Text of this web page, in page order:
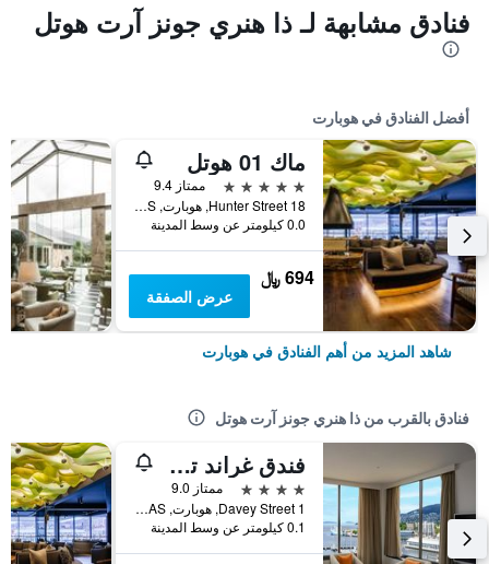
فنادق مشابهة لـ ذا هنري جونز آرت هوتل
أفضل الفنادق في هوبارت
ماك 01 هوتل
5 نجوم
ممتاز 9.4
18 Hunter Street, هوبارت, TAS, أستراليا
0.0 كيلومتر عن وسط المدينة
694 ﷼
عرض الصفقة
شاهد المزيد من أهم الفنادق في هوبارت
فنادق بالقرب من ذا هنري جونز آرت هوتل
فندق غراند تشانسيلور هوبارت
4 نجوم
ممتاز 9.0
1 Davey Street, هوبارت, TAS, أستراليا
0.1 كيلومتر عن وسط المدينة